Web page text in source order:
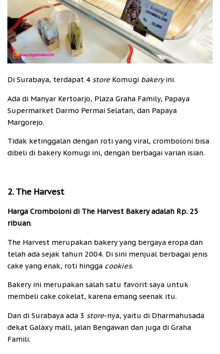
Di Surabaya, terdapat 4 store Komugi bakeryini.
Ada di Manyar Kertoarjo, Plaza Graha Family, Papaya
Supermarket Darmo Permai Selatan, dan Papaya
Margorejo.
Tidak ketinggalan dengan roti yang viral, cromboloni bisa
dibeli di bakery Komugi ini, dengan berbagai varian isian.
2. The Harvest
Harga Cromboloni di The Harvest Bakery adalah Rp. 25
ribuan.
The Harvest merupakan bakery yang bergaya eropa dan
telah ada sejak tahun 2004. Di sini menjual berbagai jenis
cake yang enak, roti hingga cookies.
Bakery ini merupakan salah satu favorit saya untuk
membeli cake cokelat, karena emang seenak itu.
Dan di Surabaya ada 3 store-nya, yaitu di Dharmahusada
dekat Galaxy mall, jalan Bengawan dan juga di Graha
Famili.